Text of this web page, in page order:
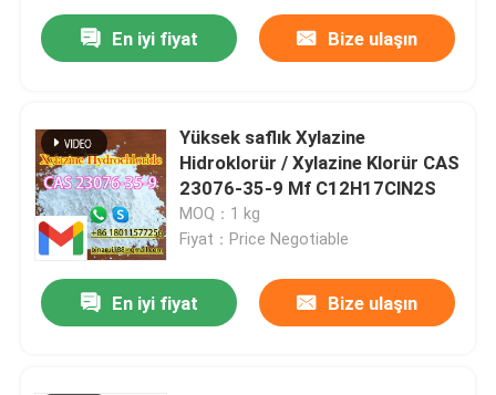
En iyi fiyat Bize ulaşın
Yüksek saflık Xylazine
Hidroklorür / Xylazine Klorür CAS
23076-35-9 Mf C12H17ClN2S
MOQ：1 kg
Fiyat：Price Negotiable
En iyi fiyat Bize ulaşın